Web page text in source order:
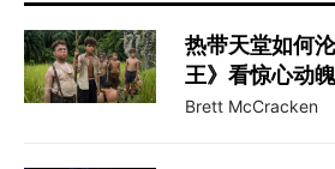
热带天堂如何
王》看惊心动
Brett McCracken